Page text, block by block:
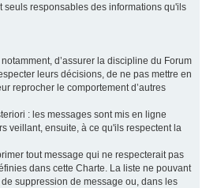
seuls responsables des informations qu'ils
d’assurer la discipline du Forum
leurs décisions, de ne pas mettre en
reprocher le comportement d’autres
: les messages sont mis en ligne
veillant, ensuite, à ce qu'ils respectent la
tout message qui ne respecterait pas
dans cette Charte. La liste ne pouvant
suppression de message ou, dans les